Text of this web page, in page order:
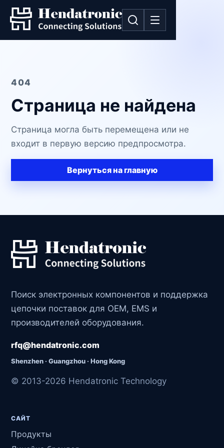
404
Страница не найдена
Страница могла быть перемещена или не
входит в первую версию предпросмотра.
Вернуться на главную
Поиск электронных компонентов и поддержка
цепочки поставок для OEM, EMS и
производителей оборудования.
rfq@hendatronic.com
Shenzhen · Guangzhou · Hong Kong
© 2013-2026 Hendatronic Technology
САЙТ
Продукты